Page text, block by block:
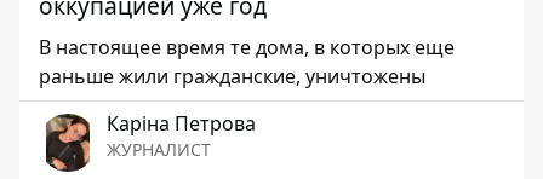
В настоящее время те дома, в которых еще
раньше жили гражданские, уничтожены
Каріна Петрова
ЖУРНАЛИСТ